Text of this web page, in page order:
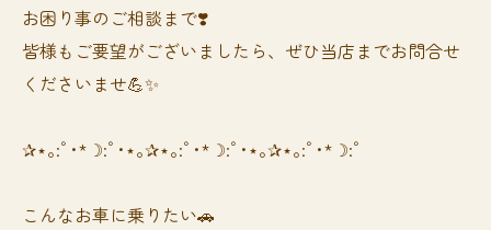
お困り事のご相談まで❣️
皆様もご要望がございましたら、ぜひ当店までお問合せ
くださいませ💪✨
✰⋆｡:ﾟ･*☽:ﾟ･⋆｡✰⋆｡:ﾟ･*☽:ﾟ･⋆｡✰⋆｡:ﾟ･*☽:ﾟ
⁡⁡⁡こんなお車に乗りたい🚗